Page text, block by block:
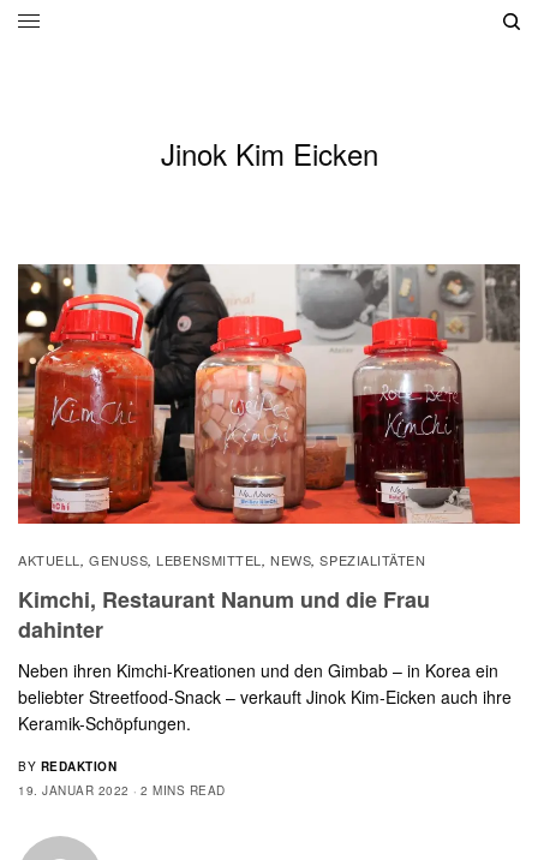
Jinok Kim Eicken
AKTUELL , GENUSS, LEBENSMITTEL ,NEWS,SPEZIALITÄTEN
Kimchi, Restaurant Nanum und die Frau
dahinter
Neben ihren Kimchi-Kreationen und den Gimbab – in Korea ein
beliebter Streetfood-Snack – verkauft Jinok Kim-Eicken auch ihre
Keramik-Schöpfungen.
BY REDAKTION
19. JANUAR 2022
2 MINS READ